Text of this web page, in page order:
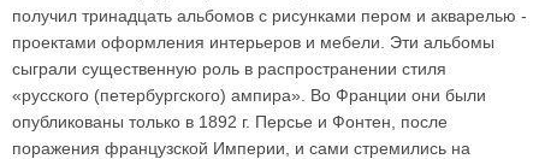
получил тринадцать альбомов с рисунками пером и акварелью -
проектами оформления интерьеров и мебели. Эти альбомы
сыграли существенную роль в распространении стиля
«русского (петербургского) ампира». Во Франции они были
опубликованы только в 1892 г. Персье и Фонтен, после
поражения французской Империи, и сами стремились на